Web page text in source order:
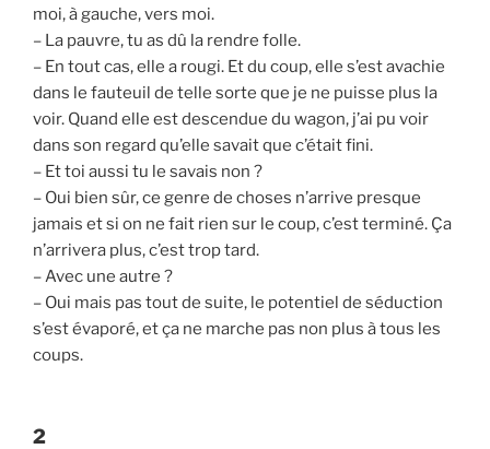
moi, à gauche, vers moi.
– La pauvre, tu as dû la rendre folle.
– En tout cas, elle a rougi. Et du coup, elle s’est avachie
dans le fauteuil de telle sorte que je ne puisse plus la
voir. Quand elle est descendue du wagon, j’ai pu voir
dans son regard qu’elle savait que c’était fini.
– Et toi aussi tu le savais non ?
– Oui bien sûr, ce genre de choses n’arrive presque
jamais et si on ne fait rien sur le coup, c’est terminé. Ça
n’arrivera plus, c’est trop tard.
– Avec une autre ?
– Oui mais pas tout de suite, le potentiel de séduction
s’est évaporé, et ça ne marche pas non plus à tous les
coups.
2